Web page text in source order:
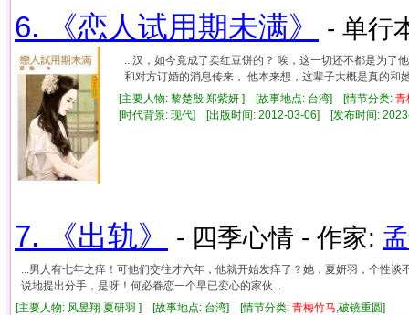
6. 《恋人试用期未满》 - 单行
...汉，如今竟成了卖红豆饼的？ 唉，这一切还不都是为了
和对方订婚的消息传来， 他本来想，这辈子大概是真的和
[主要人物: 黎楚殷 郑紫妍 ] [故事地点: 台湾] [情节分类: 青
[时代背景: 现代] [出版时间: 2012-03-06] [发布时间:
7. 《出轨》 - 四季心情 - 作家:
...男人有七年之痒！可他们交往才六年，他就开始发痒了？她，夏妍羽，个性
说地提出分手，是呀！何必眷恋一个早已变心的家伙...
[主要人物: 风昱翔 夏研羽 ] [故事地点: 台湾] [情节分类: 青梅竹马 ,破镜重圆]